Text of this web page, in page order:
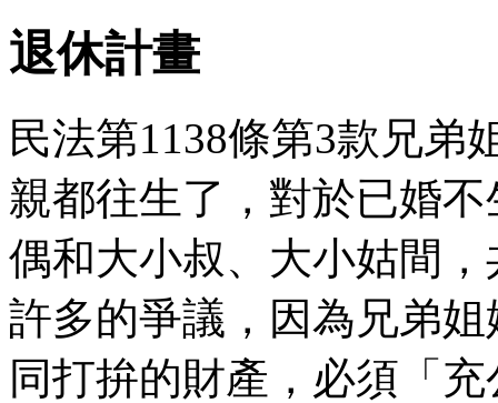
退休計畫
民法第1138條第3款兄弟
親都往生了，對於已婚
偶和大小叔、大小姑間
許多的爭議，因為兄弟
同打拚的財產，必須「